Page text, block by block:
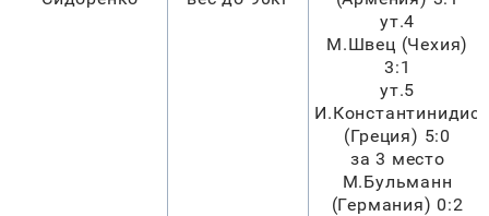
ут.4
М.Швец (Чехия)
3:1
ут.5
И.Константинидис
(Греция) 5:0
за 3 место
М.Бульманн
(Германия) 0:2